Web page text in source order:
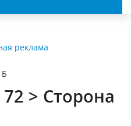
реклама
> Сторона